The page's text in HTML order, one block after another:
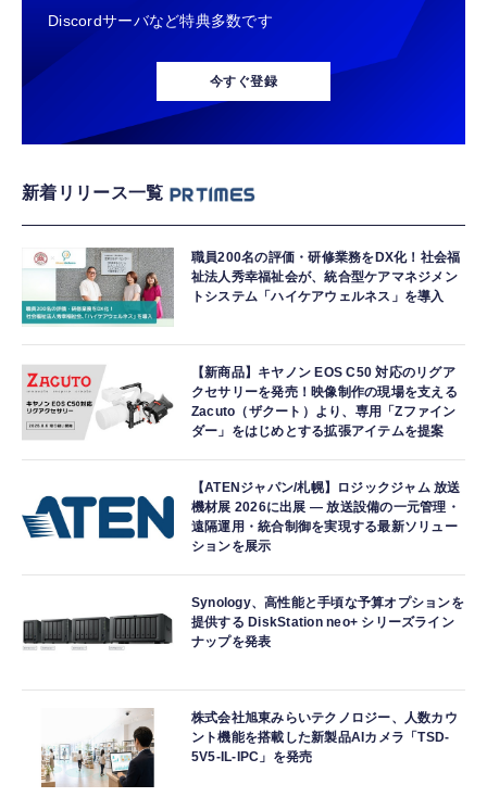
Discordサーバなど特典多数です
今すぐ登録
新着リリース一覧
職員200名の評価・研修業務をDX化！社会福
祉法人秀幸福祉会が、統合型ケアマネジメン
トシステム「ハイケアウェルネス」を導入
【新商品】キヤノン EOS C50 対応のリグア
クセサリーを発売！映像制作の現場を支える
Zacuto（ザクート）より、専用「Zファイン
ダー」をはじめとする拡張アイテムを提案
【ATENジャパン/札幌】ロジックジャム 放送
機材展 2026に出展 ― 放送設備の一元管理・
遠隔運用・統合制御を実現する最新ソリュー
ションを展示
Synology、高性能と手頃な予算オプションを
提供する DiskStation neo+ シリーズライン
ナップを発表
株式会社旭東みらいテクノロジー、人数カウ
ント機能を搭載した新製品AIカメラ「TSD-
5V5-IL-IPC」を発売